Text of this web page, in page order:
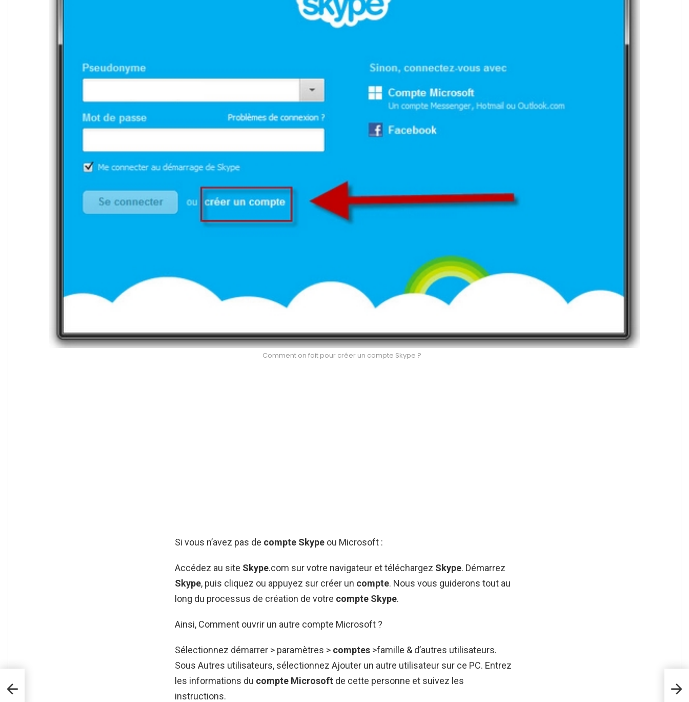
Comment on fait pour créer un compte Skype ?
Si vous n’avez pas de compte Skype ou Microsoft :
Accédez au site Skype.com sur votre navigateur et téléchargez Skype. Démarrez
Skype, puis cliquez ou appuyez sur créer un compte. Nous vous guiderons tout au
long du processus de création de votre compte Skype.
Ainsi, Comment ouvrir un autre compte Microsoft ?
Sélectionnez démarrer > paramètres > comptes >famille & d’autres utilisateurs.
Sous Autres utilisateurs, sélectionnez Ajouter un autre utilisateur sur ce PC. Entrez
les informations du compte Microsoft de cette personne et suivez les
instructions.